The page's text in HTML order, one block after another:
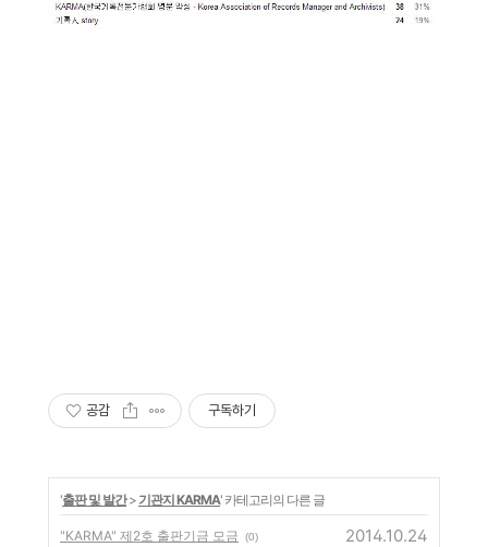
공감 구독하기
'출판 및 발간> 기관지 KARMA' 카테고리의 다른 글
"KARMA" 제2호 출판기금 모금 (0) 2014.10.24